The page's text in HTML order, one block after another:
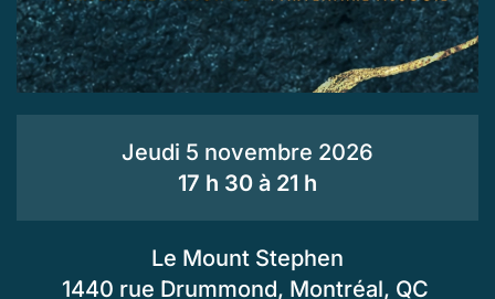
Jeudi 5 novembre 2026
17 h 30 à 21 h
Le Mount Stephen
1440 rue Drummond, Montréal, QC